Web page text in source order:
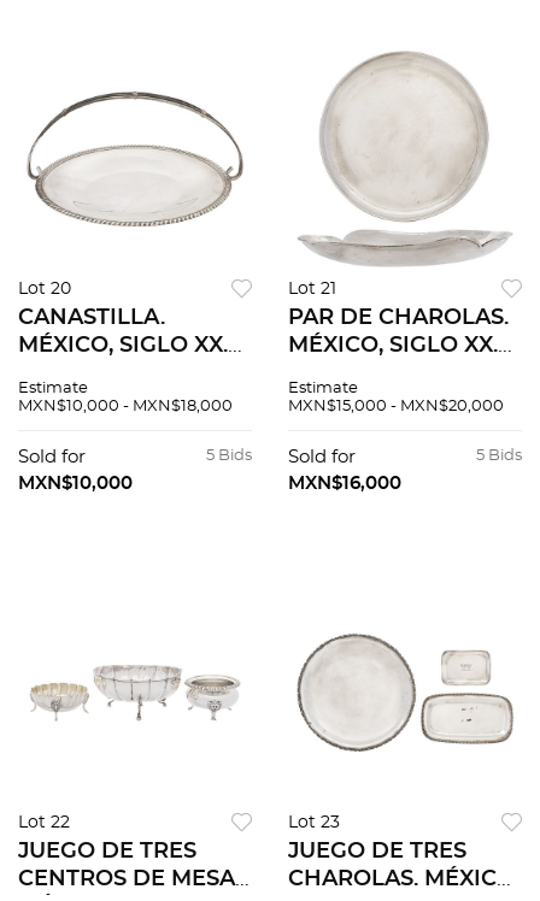
Lot 20
CANASTILLA.
MÉXICO, SIGLO XX.
ORTEGA, Sterling,
g.
Estimate
MXN$10,000 - MXN$18,000
5 Bids
Sold for
MXN$10,000
Lot 21
PAR DE CHAROLAS.
MÉXICO, SIGLO XX.
SANBORNS, Sterling,
( dimensiones
máximas ).
Estimate
MXN$15,000 - MXN$20,000
5 Bids
Sold for
MXN$16,000
Lot 22
JUEGO DE TRES
CENTROS DE MESA.
Lot 23
JUEGO DE TRES
CHAROLAS. MÉXICO,